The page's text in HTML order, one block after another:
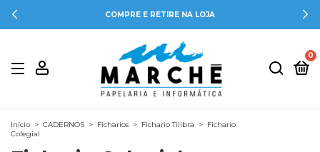
COMPRE E RETIRE NA LOJA
0
Início > CADERNOS > Ficharios > Fichario Tilibra > Fichario
Colegial